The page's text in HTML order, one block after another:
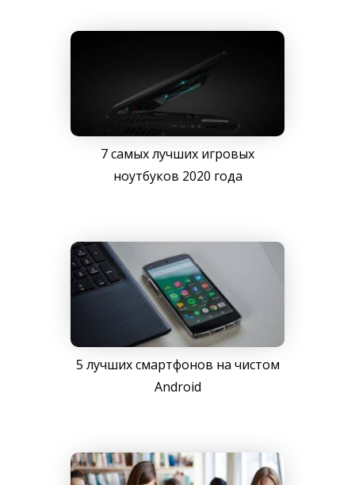
7 самых лучших игровых
ноутбуков 2020 года
5 лучших смартфонов на чистом
Android